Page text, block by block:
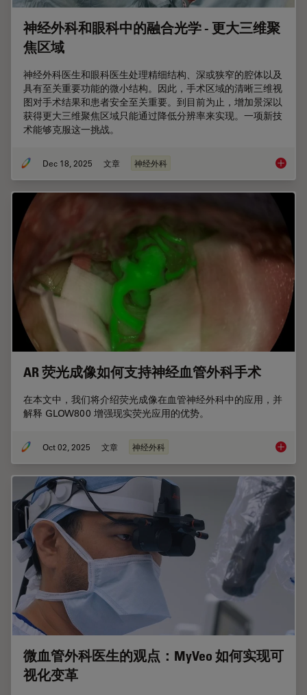
神经外科和眼科中的融合光学 - 更大三维聚
焦区域
神经外科医生和眼科医生处理精细结构、深或狭窄的腔体以及
具有至关重要功能的微小结构。因此，手术区域的清晰三维视
图对手术结果和患者安全至关重要。到目前为止，增加景深以
获得更大三维聚焦区域只能通过降低分辨率来实现。一项新技
术能够克服这一挑战。
Dec 18, 2025 文章 神经外科 神经外
AR 荧光成像如何支持神经血管外科手术
在本文中，我们将介绍荧光成像在血管神经外科中的应用，并
解释 GLOW800 增强现实荧光应用的优势。
Oct 02, 2025 文章 神经外科 AR 荧
微血管外科医生的观点：MyVeo 如何实现可
视化变革